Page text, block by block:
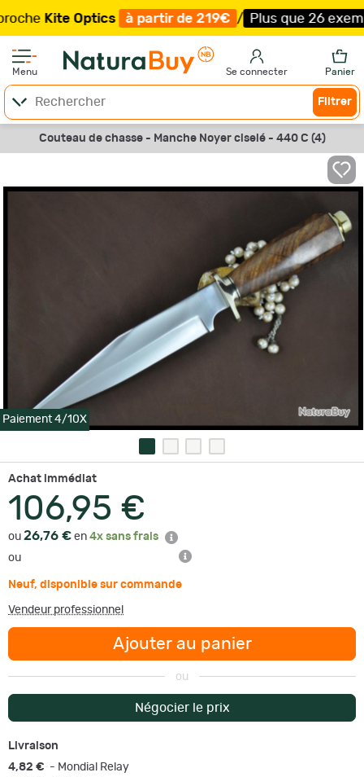
Kite Optics à partir de 219€ / Plus que 26
Menu Se connecter Panier
Filtrer
Couteau de chasse - Manche Noyer ciselé - 440 C (4)
Paiement 4/10X
Achat immédiat
106,95 €
ou 26,76 € en 4x sans frais
ou
Neuf, disponible sur commande
Vendeur professionnel
Ajouter au panier
ou
Négocier le prix
Livraison
4,82 € - Mondial Relay